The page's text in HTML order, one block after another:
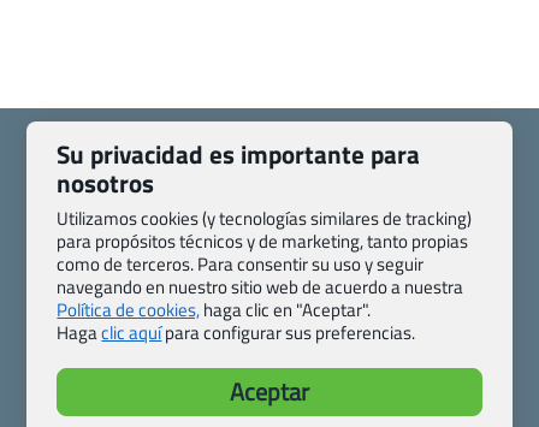
Quienes somos
Contacto
Pasaporte, Visado, Salud y otras disposiciones específicas
Blog de Viajes.com
Registro de agencias
Preguntas frecuentes
Condiciones generales
Política de privacidad y cookies
Todas las páginas – sitemap
Su privacidad es importante para
nosotros
Utilizamos cookies (y tecnologías similares de tracking)
para propósitos técnicos y de marketing, tanto propias
como de terceros. Para consentir su uso y seguir
navegando en nuestro sitio web de acuerdo a nuestra
Política de cookies,haga clic en "Aceptar".
Hagaclic aquípara configurar sus preferencias.
Aceptar